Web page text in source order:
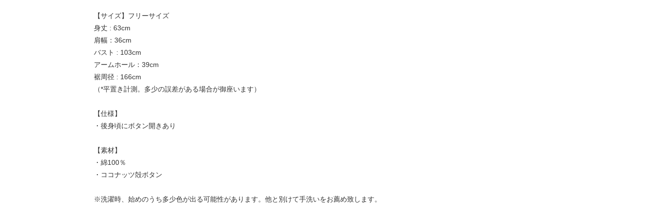
【サイズ】フリーサイズ
身丈 : 63cm
肩幅：36cm
バスト : 103cm
アームホール：39cm
裾周径 : 166cm
（*平置き計測。多少の誤差がある場合が御座います）
【仕様】
・後身頃にボタン開きあり
【素材】
・綿100％
・ココナッツ殻ボタン
※洗濯時、始めのうち多少色が出る可能性があります。他と別けて手洗いをお薦め致します。